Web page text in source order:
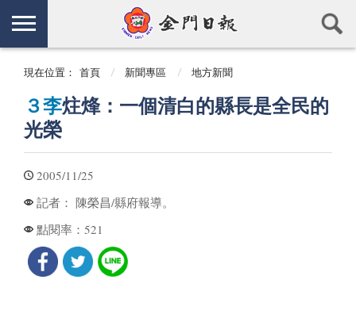
現在位置： 首頁 新聞專區 地方新聞
３李炷烽：一個清白的縣長是全民的
光榮
2005/11/25
記者： 陳榮昌/縣府報導。
點閱率： 521